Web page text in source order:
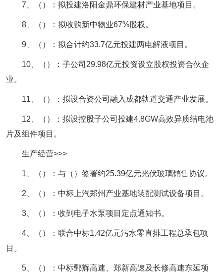
7、（）：拟投建洛阳金鼎环保建材产业基地项目。
8、（）：拟收购新中物业67%股权。
9、（）：拟合计约33.7亿元投建两电解液项目。
10、（）：子公司29.98亿元投资设立股权投资合伙企
业。
11、（）：拟设合资公司融入成都轨道交通产业发展。
12、（）：拟设控股子公司投建4.8GW高效异质结电池
片及组件项目。
生产经营>>>
1、（）：与（）签署约25.39亿元光伏玻璃销售协议。
2、（）：中标上汽郑州产业基地装配测试设备项目。
3、（）：收到电子水泵项目定点通知书。
4、（）：联合中标1.42亿元污水零直排工程总承包项
目。
5、（）：中标鄄辉高速、郑新高速及长修高速东延项